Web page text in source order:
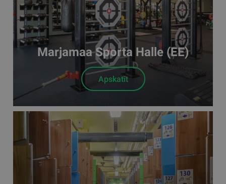
Marjamaa Sporta Halle (EE)
Apskatīt